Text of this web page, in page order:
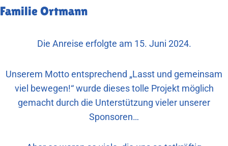
Familie Ortmann
Die Anreise erfolgte am 15. Juni 2024.
Unserem Motto entsprechend „Lasst und gemeinsam
viel bewegen!“ wurde dieses tolle Projekt möglich
gemacht durch die Unterstützung vieler unserer
Sponsoren…